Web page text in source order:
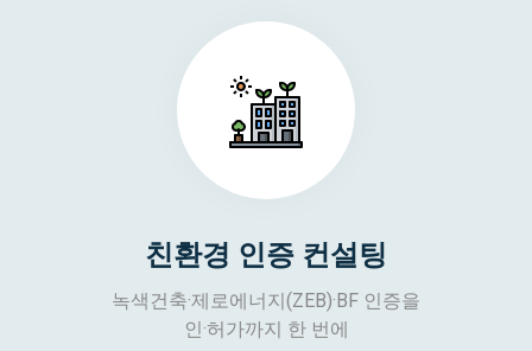
친환경 인증 컨설팅
녹색건축·제로에너지(ZEB)·BF 인증을
인·허가까지 한 번에